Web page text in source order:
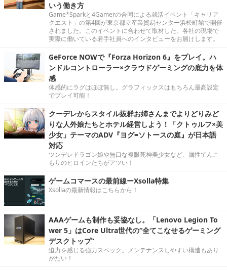
いう働き方
Game*Sparkと4Gamerの合同による就活イベント「キャリア
クエスト」の第4回が東京都立産業貿易センター浜松町館で開催
されました。このイベントに合わせて取材した、各社の現場で
実際に働いている若手社員へのインタビューをお届けします。
GeForce NOWで『Forza Horizon 6』をプレイ。ハ
ンドルコントローラー×クラウドゲーミングの底力を体
感
体感的にラグはほぼ無し。グラフィックスはもちろん最高設定
でプレイ可能！
クーデレからスタイル抜群お姉さんまでよりどりみど
りな人外娘たちとホテル経営しよう！「クトゥルフ×美
少女」テーマのADV『ヨグ=ソトースの庭』が日本語
対応
ツンデレドラゴン娘や無口な複眼死神美少女など、属性てんこ
もりのヒロインたちがアツい！
ゲームコマースの最前線ーXsolla特集
Xsollaの最新情報はこちらから！
AAAゲームも制作も妥協なし。「Lenovo Legion To
wer 5」はCore Ultra世代の“全てこなせるゲーミング
デスクトップ”
迫力を感じる強力スペック。メンテナンスしやすい構造もあり
がたい！